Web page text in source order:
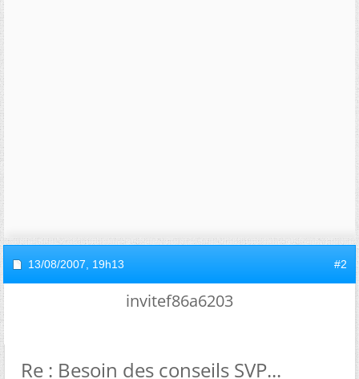
13/08/2007, 19h13 #2
invitef86a6203
Re : Besoin des conseils SVP...